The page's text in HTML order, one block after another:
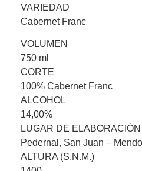
VARIEDAD
Cabernet Franc
VOLUMEN
750 ml
CORTE
100% Cabernet Franc
ALCOHOL
14,00%
LUGAR DE ELABORACIÓN
Pedernal, San Juan –
ALTURA (S.N.M.)